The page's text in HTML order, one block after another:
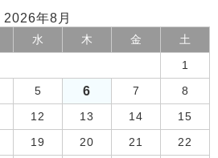
2026年8月
水 木 金 土
1
5 6 7 8
12 13 14 15
19 20 21 22